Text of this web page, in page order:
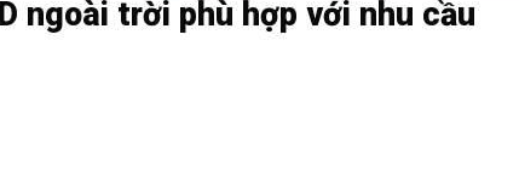
ngoài trời phù hợp với nhu cầu